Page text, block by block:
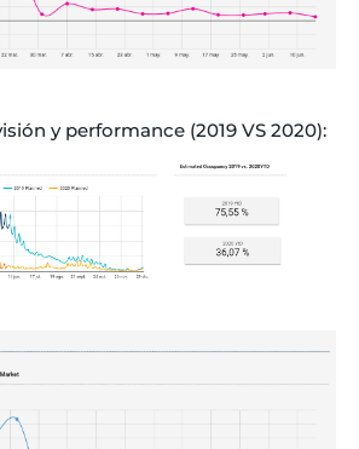
y performance (2019 VS 2020):